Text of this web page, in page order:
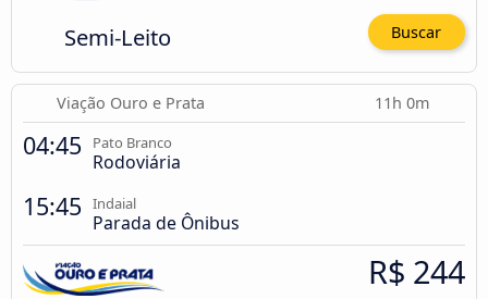
Semi-Leito Buscar
Viação Ouro e Prata 11h 0m
04:45 Pato Branco
Rodoviária
15:45 Indaial
Parada de Ônibus
R$ 244